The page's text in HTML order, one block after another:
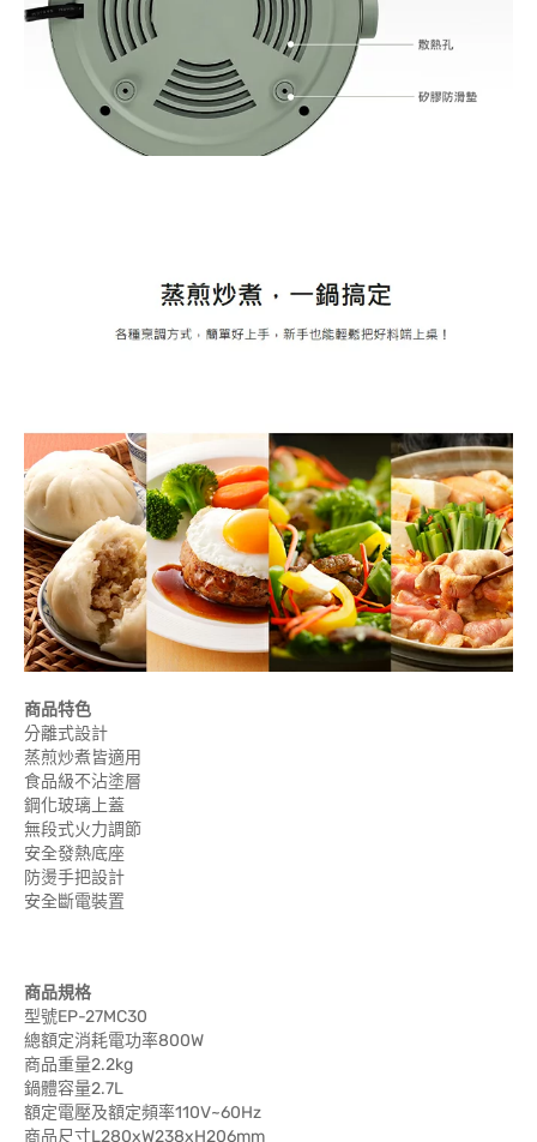
商品特色
分離式設計
蒸煎炒煮皆適用
食品級不沾塗層
鋼化玻璃上蓋
無段式火力調節
安全發熱底座
防燙手把設計
安全斷電裝置
商品規格
型號EP-27MC30
總額定消耗電功率800W
商品重量2.2kg
鍋體容量2.7L
額定電壓及額定頻率110V~60Hz
商品尺寸L280xW238xH206mm